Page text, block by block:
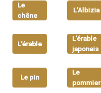
Le
chêne
L’Albizia
L’érable
L’érable
japonais
Le pin
Le
pommier